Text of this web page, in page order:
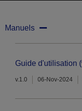
Manuels
Guide d'utilisation
v.1.0 06-Nov-2024